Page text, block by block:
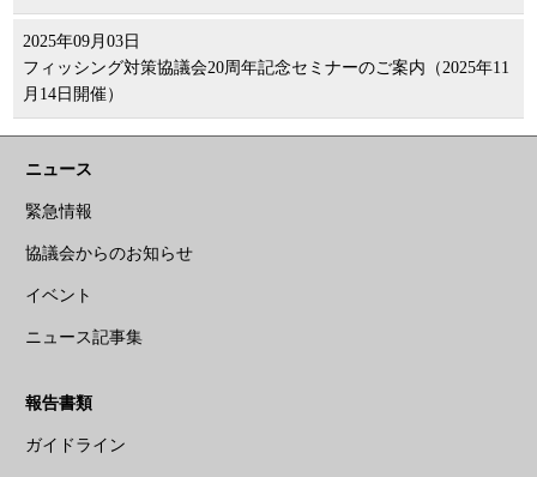
2025年09月03日
フィッシング対策協議会20周年記念セミナーのご案内（2025年11
月14日開催）
ニュース
緊急情報
協議会からのお知らせ
イベント
ニュース記事集
報告書類
ガイドライン